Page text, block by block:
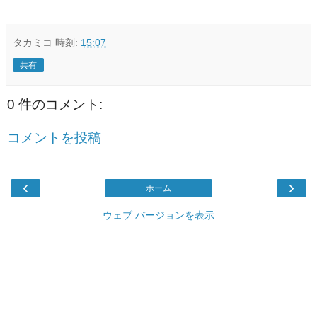
タカミコ 時刻: 15:07
共有
0 件のコメント:
コメントを投稿
‹ ›
ホーム
ウェブ バージョンを表示